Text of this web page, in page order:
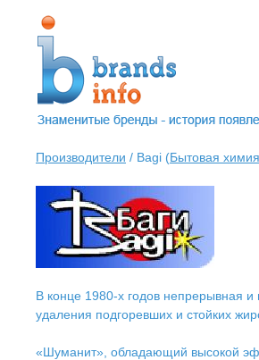
Производители / Bagi (Бытовая химия
В конце 1980-х годов непрерывная
удаления подгоревших и стойких
«Шуманит», обладающий высокой